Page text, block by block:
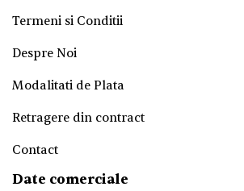
Termeni si Conditii
Despre Noi
Modalitati de Plata
Retragere din contract
Contact
Date comerciale